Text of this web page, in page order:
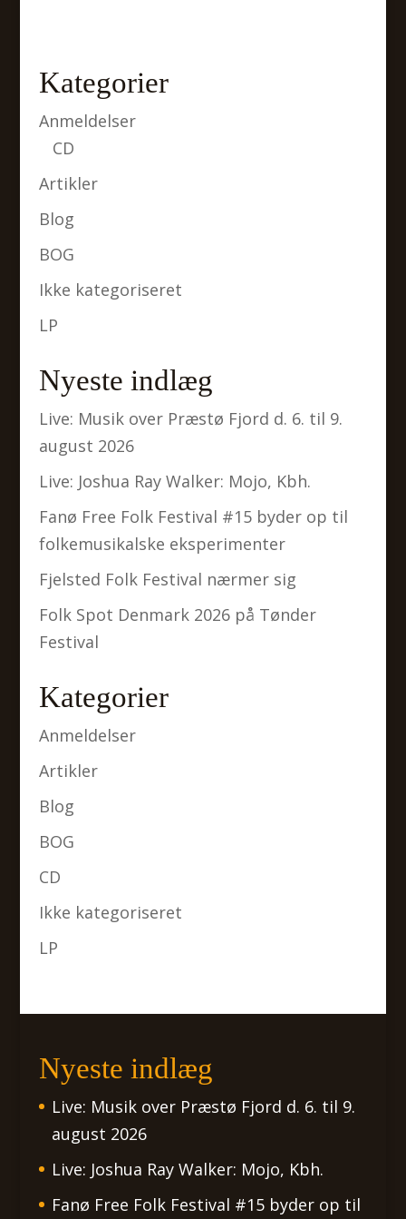
Kategorier
Anmeldelser
CD
Artikler
Blog
BOG
Ikke kategoriseret
LP
Nyeste indlæg
Live: Musik over Præstø Fjord d. 6. til 9.
august 2026
Live: Joshua Ray Walker: Mojo, Kbh.
Fanø Free Folk Festival #15 byder op til
folkemusikalske eksperimenter
Fjelsted Folk Festival nærmer sig
Folk Spot Denmark 2026 på Tønder
Festival
Kategorier
Anmeldelser
Artikler
Blog
BOG
CD
Ikke kategoriseret
LP
Nyeste indlæg
Live: Musik over Præstø Fjord d. 6. til 9.
august 2026
Live: Joshua Ray Walker: Mojo, Kbh.
Fanø Free Folk Festival #15 byder op til